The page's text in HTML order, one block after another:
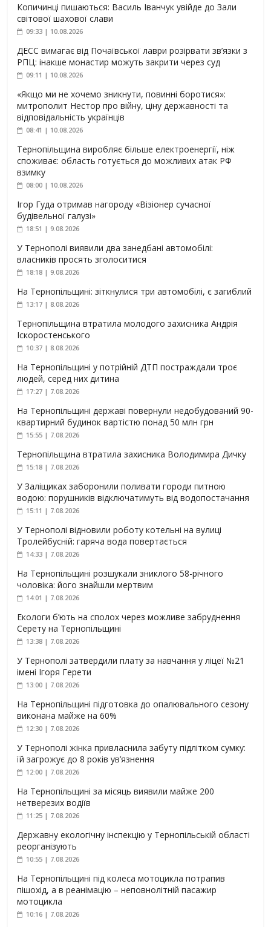
Копичинці пишаються: Василь Іванчук увійде до Зали
світової шахової слави
09:33 | 10.08.2026
ДЕСС вимагає від Почаївської лаври розірвати зв’язки з
РПЦ: інакше монастир можуть закрити через суд
09:11 | 10.08.2026
«Якщо ми не хочемо зникнути, повинні боротися»:
митрополит Нестор про війну, ціну державності та
відповідальність українців
08:41 | 10.08.2026
Тернопільщина виробляє більше електроенергії, ніж
споживає: область готується до можливих атак РФ
взимку
08:00 | 10.08.2026
Ігор Гуда отримав нагороду «Візіонер сучасної
будівельної галузі»
18:51 | 9.08.2026
У Тернополі виявили два занедбані автомобілі:
власників просять зголоситися
18:18 | 9.08.2026
На Тернопільщині: зіткнулися три автомобілі, є загиблий
13:17 | 8.08.2026
Тернопільщина втратила молодого захисника Андрія
Іскоростенського
10:37 | 8.08.2026
На Тернопільщині у потрійній ДТП постраждали троє
людей, серед них дитина
17:27 | 7.08.2026
На Тернопільщині державі повернули недобудований 90-
квартирний будинок вартістю понад 50 млн грн
15:55 | 7.08.2026
Тернопільщина втратила захисника Володимира Дичку
15:18 | 7.08.2026
У Заліщиках заборонили поливати городи питною
водою: порушників відключатимуть від водопостачання
15:11 | 7.08.2026
У Тернополі відновили роботу котельні на вулиці
Тролейбусній: гаряча вода повертається
14:33 | 7.08.2026
На Тернопільщині розшукали зниклого 58-річного
чоловіка: його знайшли мертвим
14:01 | 7.08.2026
Екологи б’ють на сполох через можливе забруднення
Серету на Тернопільщині
13:38 | 7.08.2026
У Тернополі затвердили плату за навчання у ліцеї №21
імені Ігоря Герети
13:00 | 7.08.2026
На Тернопільщині підготовка до опалювального сезону
виконана майже на 60%
12:30 | 7.08.2026
У Тернополі жінка привласнила забуту підлітком сумку:
їй загрожує до 8 років ув’язнення
12:00 | 7.08.2026
На Тернопільщині за місяць виявили майже 200
нетверезих водіїв
11:25 | 7.08.2026
Державну екологічну інспекцію у Тернопільській області
реорганізують
10:55 | 7.08.2026
На Тернопільщині під колеса мотоцикла потрапив
пішохід, а в реанімацію – неповнолітній пасажир
мотоцикла
10:16 | 7.08.2026